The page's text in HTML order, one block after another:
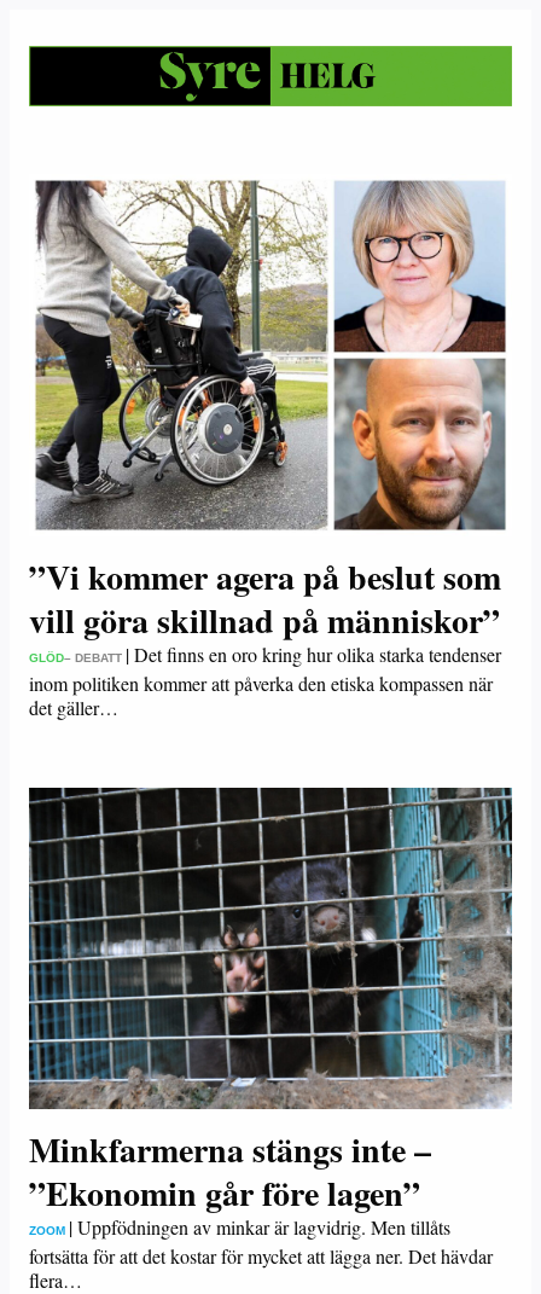
”Vi kommer agera på beslut som
vill göra skillnad på människor”
GLÖD– DEBATT |Det finns en oro kring hur olika starka tendenser
inom politiken kommer att påverka den etiska kompassen när
det gäller…
Minkfarmerna stängs inte –
”Ekonomin går före lagen”
ZOOM |Uppfödningen av minkar är lagvidrig. Men tillåts
fortsätta för att det kostar för mycket att lägga ner. Det hävdar
flera…